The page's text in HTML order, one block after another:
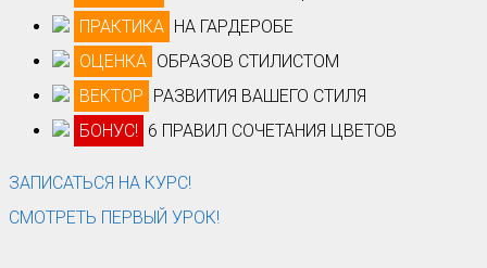
ПРАКТИКА НА ГАРДЕРОБЕ
ОЦЕНКА ОБРАЗОВ СТИЛИСТОМ
ВЕКТОР РАЗВИТИЯ ВАШЕГО СТИЛЯ
БОНУС! 6 ПРАВИЛ СОЧЕТАНИЯ ЦВЕТОВ
ЗАПИСАТЬСЯ НА КУРС!
СМОТРЕТЬ ПЕРВЫЙ УРОК!